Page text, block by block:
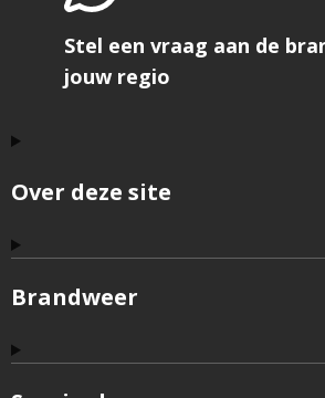
Over deze site
Brandweer
Stel een vraag aan de
jouw regio